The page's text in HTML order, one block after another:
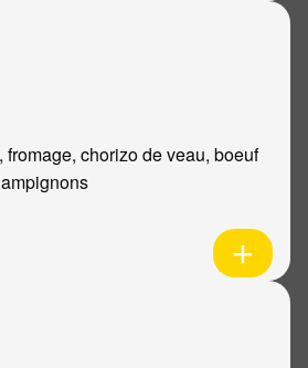
fromage, chorizo de veau, boeuf